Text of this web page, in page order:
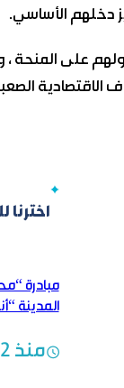
دخلهم الأساسي.
على المنحة ،
نظراً للظروف
اخترنا
مبادرة
المدينة
منذ 42 دقائق